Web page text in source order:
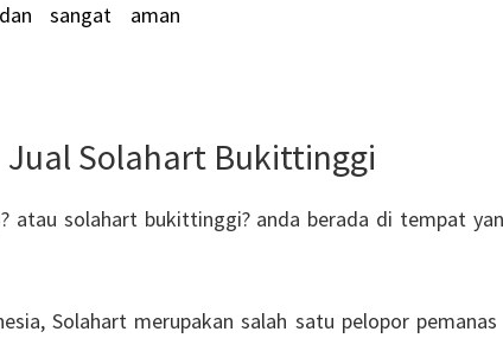
sangat aman
Jual Solahart Bukittinggi
atau solahart bukittinggi? anda berada di tempat
Solahart merupakan salah satu pelopor